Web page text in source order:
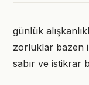
günlük
zorluklar bazen
sabır ve istikrar